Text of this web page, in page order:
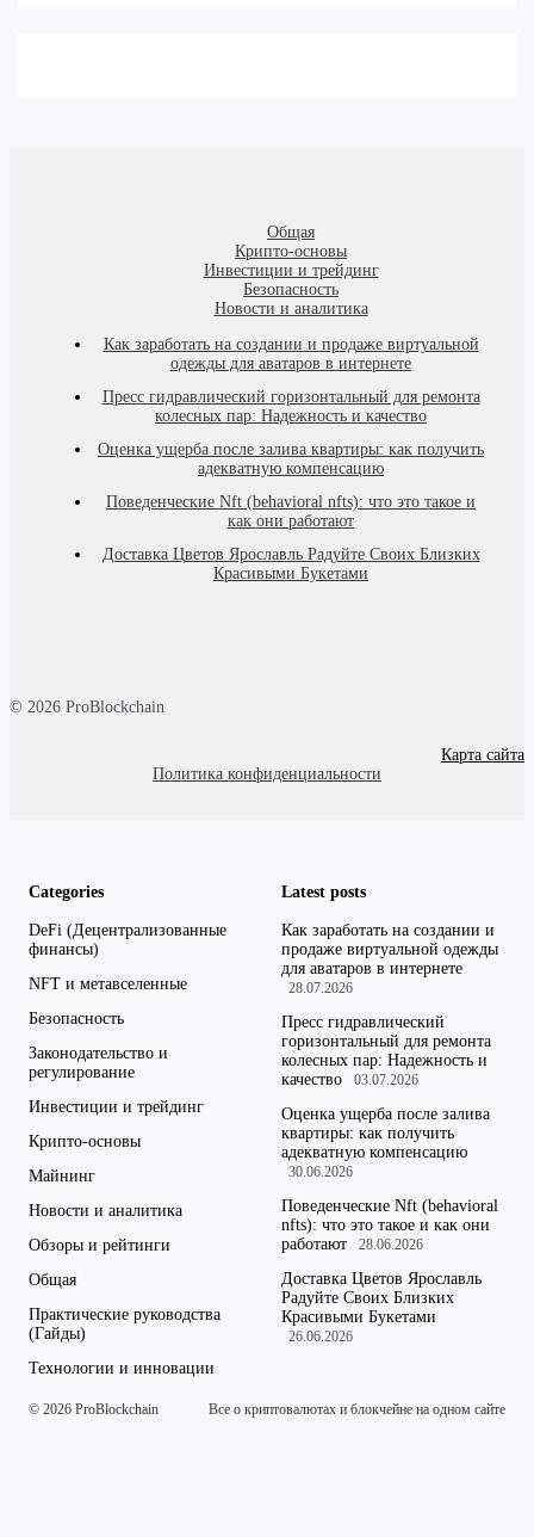
Общая
Крипто-основы
Инвестиции и трейдинг
Безопасность
Новости и аналитика
Как заработать на создании и продаже виртуальной
одежды для аватаров в интернете
Пресс гидравлический горизонтальный для ремонта
колесных пар: Надежность и качество
Оценка ущерба после залива квартиры: как получить
адекватную компенсацию
Поведенческие Nft (behavioral nfts): что это такое и
как они работают
Доставка Цветов Ярославль Радуйте Своих Близких
Красивыми Букетами
© 2026 ProBlockchain
Карта сайта
Политика конфиденциальности
Categories
DeFi (Децентрализованные
финансы)
NFT и метавселенные
Безопасность
Законодательство и
регулирование
Инвестиции и трейдинг
Крипто-основы
Майнинг
Новости и аналитика
Обзоры и рейтинги
Общая
Практические руководства
(Гайды)
Технологии и инновации
Latest posts
Как заработать на создании и
продаже виртуальной одежды
для аватаров в интернете
28.07.2026
Пресс гидравлический
горизонтальный для ремонта
колесных пар: Надежность и
качество
03.07.2026
Оценка ущерба после залива
квартиры: как получить
адекватную компенсацию
30.06.2026
Поведенческие Nft (behavioral
nfts): что это такое и как они
работают
28.06.2026
Доставка Цветов Ярославль
Радуйте Своих Близких
Красивыми Букетами
26.06.2026
© 2026 ProBlockchain Все о криптовалютах и блокчейне на одном сайте